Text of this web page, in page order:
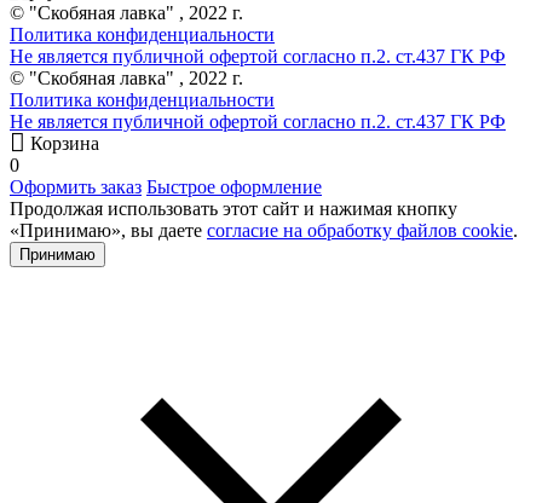
© "Скобяная лавка" , 2022 г.
Политика конфиденциальности
Не является публичной офертой согласно п.2. ст.437 ГК РФ
© "Скобяная лавка" , 2022 г.
Политика конфиденциальности
Не является публичной офертой согласно п.2. ст.437 ГК РФ
Корзина
0
Оформить заказ Быстрое оформление
Продолжая использовать этот сайт и нажимая кнопку
«Принимаю», вы даете согласие на обработку файлов cookie.
Принимаю